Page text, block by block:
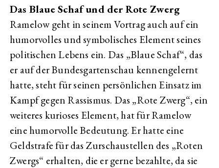
Das Blaue Schaf und der Rote Zwerg
Ramelow geht in seinem Vortrag auch auf ein
humorvolles und symbolisches Element seines
politischen Lebens ein. Das „Blaue Schaf“, das
er auf der Bundesgartenschau kennengelernt
hatte, steht für seinen persönlichen Einsatz im
Kampf gegen Rassismus. Das „Rote Zwerg“, ein
weiteres kurioses Element, hat für Ramelow
eine humorvolle Bedeutung. Er hatte eine
Geldstrafe für das Zurschaustellen des „Roten
Zwergs“ erhalten, die er gerne bezahlte, da sie